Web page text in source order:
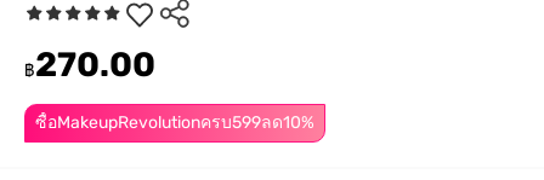
ซื้อMakeupRevolutionครบ599ลด10%
฿270.00